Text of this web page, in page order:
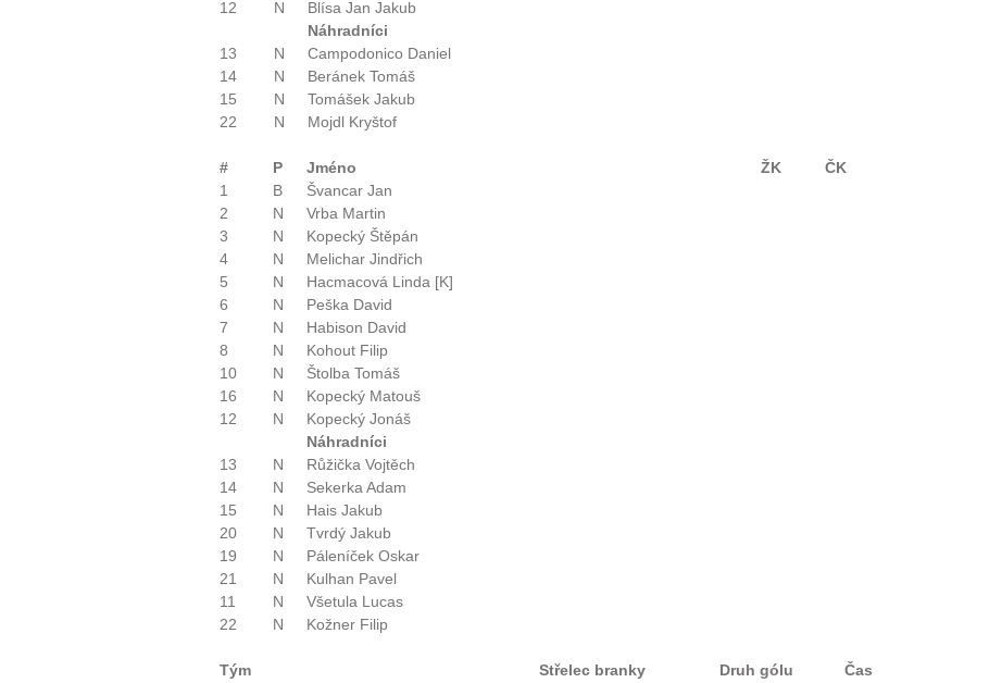
12
N
Blísa Jan Jakub
Náhradníci
13
N
Campodonico Daniel
14
N
Beránek Tomáš
15
N
Tomášek Jakub
22
N Mojdl Kryštof
# P Jméno ŽK
ČK
1
B
Švancar Jan
2
N
Vrba Martin
3
N
Kopecký Štěpán
4
N
Melichar Jindřich
5
N
Hacmacová Linda [K]
6
N
Peška David
7
N
Habison David
8
N
Kohout Filip
10
N
Štolba Tomáš
16
N
Kopecký Matouš
12
N
Kopecký Jonáš
Náhradníci
13
N
Růžička Vojtěch
14
N
Sekerka Adam
15
N
Hais Jakub
20
N
Tvrdý Jakub
19
N
Páleníček Oskar
21
N
Kulhan Pavel
11
N
Všetula Lucas
22
N Kožner Filip
Tým Střelec branky Druh gólu
Čas